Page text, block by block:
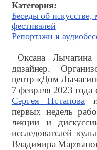
Категория:
Беседы об
фестивалей
Репортажи и
Оксана Лычагина
дизайнер.
центр «Дом
7 февраля 2023 года
Сергея Потаповаи
первых недель
лекции и
исследователей
Владимира